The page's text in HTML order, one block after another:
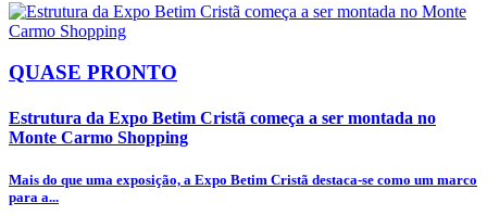
QUASE PRONTO
Estrutura da Expo Betim Cristã começa a ser montada no
Monte Carmo Shopping
Mais do que uma exposição, a Expo Betim Cristã destaca-se como um marco
para a...